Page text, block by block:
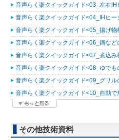
音声らく楽クイックガイド<03_左右
音声らく楽クイックガイド<04_IHヒ
音声らく楽クイックガイド<05_揚げ物
音声らく楽クイックガイド<06_鍋な
音声らく楽クイックガイド<07_煮込み
音声らく楽クイックガイド<08_ゆでも
音声らく楽クイックガイド<09_グリ
音声らく楽クイックガイド<10_自動
その他技術資料